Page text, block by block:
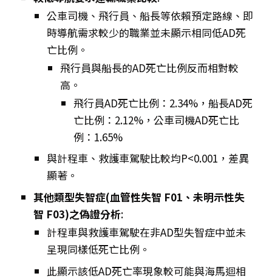
公車司機、飛行員、船長等依賴預定路線、即
時導航需求較少的職業並未顯示相同低AD死
亡比例。
飛行員與船長的AD死亡比例反而相對較
高。
飛行員AD死亡比例：2.34%，船長AD死
亡比例：2.12%，公車司機AD死亡比
例：1.65%
與計程車、救護車駕駛比較均P<0.001，差異
顯著。
其他類型失智症(血管性失智 F01、未明示性失
智 F03)之偽證分析:
計程車與救護車駕駛在非AD型失智症中並未
呈現同樣低死亡比例。
此顯示該低AD死亡率現象較可能與海馬迴相